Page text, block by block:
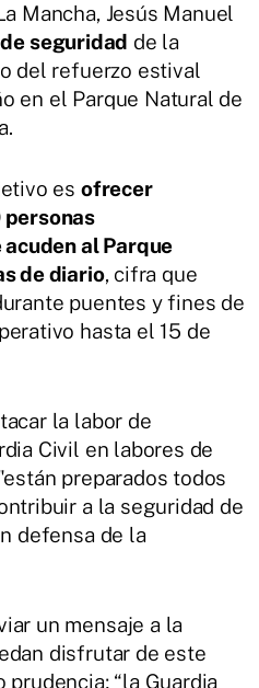
Mancha, Jesús Manuel
seguridad de la
del refuerzo estival
en el Parque Natural de
es ofrecer
personas
al Parque
de diario, cifra que
puentes y fines de
hasta el 15 de
la labor de
Civil en labores de
preparados todos
a la seguridad de
defensa de la
un mensaje a la
disfrutar de este
“la Guardia